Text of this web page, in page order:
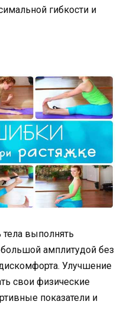
гибкости и
тела выполнять
амплитудой без
Улучшение
свои физические
показатели и